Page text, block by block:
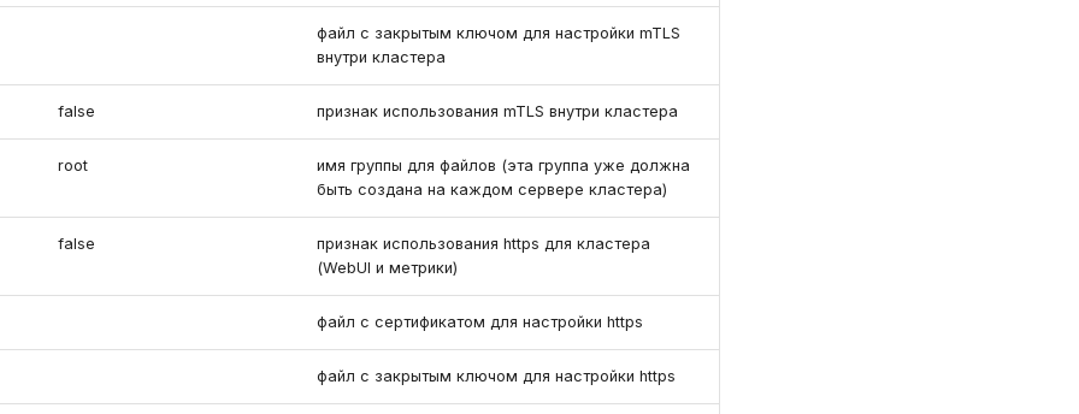
файл с закрытым ключом для настройки mTLS
внутри кластера
false признак использования mTLS внутри кластера
root
имя группы для файлов (эта группа уже должна
быть создана на каждом сервере кластера)
false
признак использования https для кластера
(WebUI и метрики)
файл с сертификатом для настройки https
файл с закрытым ключом для настройки https